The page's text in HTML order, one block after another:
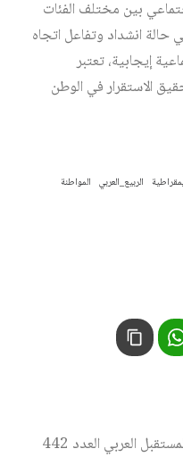
بين مختلف الفئات
انشداد وتفاعل اتجاه
إيجابية، تعتبر
الاستقرار في الوطن
الربيع_العربي المواطنة
(*) نُشرت هذه الدراسة في مجلة المستقبل العربي العدد 442